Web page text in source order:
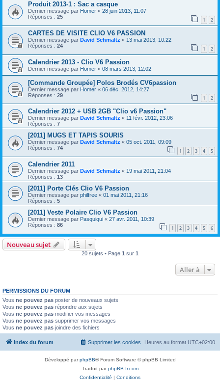
Produit 2013-1 : Sac a casque
Dernier message par Homer « 28 juin 2013, 11:07
Réponses : 25 1 2
CARTES DE VISITE CLIO V6 PASSION
Dernier message par David Schmaltz « 13 mai 2013, 10:22
Réponses : 24 1 2
Calendrier 2013 - Clio V6 Passion
Dernier message par Homer « 08 mars 2013, 12:02
[Commande Groupée] Polos Brodés CV6passion
Dernier message par Homer « 06 déc. 2012, 14:27
Réponses : 29 1 2
Calendrier 2012 + USB 2GB "Clio v6 Passion"
Dernier message par David Schmaltz « 11 févr. 2012, 23:06
Réponses : 7
[2011] MUGS ET TAPIS SOURIS
Dernier message par David Schmaltz « 05 oct. 2011, 09:09
Réponses : 74 1 2 3 4 5
Calendrier 2011
Dernier message par David Schmaltz « 19 mai 2011, 21:04
Réponses : 13
[2011] Porte Clés Clio V6 Passion
Dernier message par philfree « 01 mai 2011, 21:16
Réponses : 5
[2011] Veste Polaire Clio V6 Passion
Dernier message par Pasquiqui « 27 avr. 2011, 10:39
Réponses : 86 1 2 3 4 5 6
Nouveau sujet
20 sujets • Page 1 sur 1
Aller à
PERMISSIONS DU FORUM
Vous ne pouvez pas poster de nouveaux sujets
Vous ne pouvez pas répondre aux sujets
Vous ne pouvez pas modifier vos messages
Vous ne pouvez pas supprimer vos messages
Vous ne pouvez pas joindre des fichiers
Index du forum Heures au format UTC+02:00
Supprimer les cookies
Développé parphpBB® Forum Software © phpBB Limited
Traduit parphpBB-fr.com
Confidentialité | Conditions